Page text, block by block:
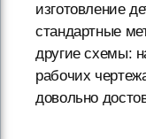
изготовление
стандартные
другие схемы:
рабочих
довольно